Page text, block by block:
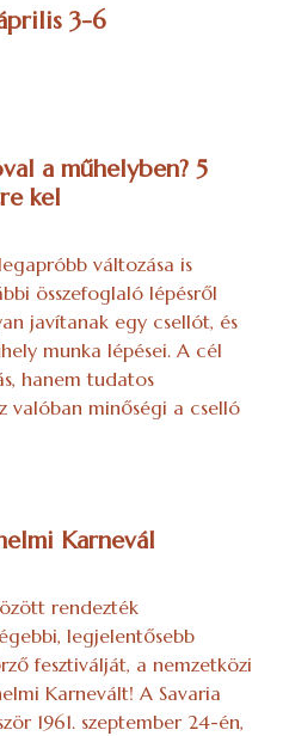
3-6
a műhelyben? 5
kel
változása is
összefoglaló lépésről
javítanak egy csellót, és
munka lépései. A cél
hanem tudatos
valóban minőségi a cselló
Karnevál
rendezték
legjelentősebb
fesztiválját, a nemzetközi
Karnevált! A Savaria
1961. szeptember 24-én,